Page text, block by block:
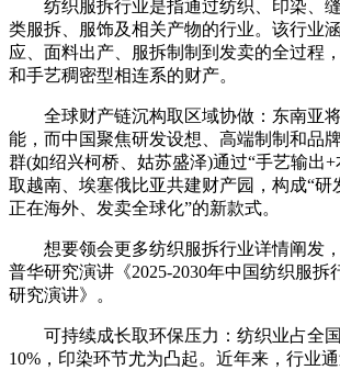
纺织服拆行业是指通过纺织、印染、缝
类服拆、服饰及相关产物的行业。该行业
应、面料出产、服拆制制到发卖的全过程
和手艺稠密型相连系的财产。
全球财产链沉构取区域协做：东南亚
能，而中国聚焦研发设想、高端制制和品
群(如绍兴柯桥、姑苏盛泽)通过“手艺输出+
取越南、埃塞俄比亚共建财产园，构成“研
正在海外、发卖全球化”的新款式。
想要领会更多纺织服拆行业详情阐发
普华研究演讲《2025-2030年中国纺织服拆
研究演讲》。
可持续成长取环保压力：纺织业占全国
10%，印染环节尤为凸起。近年来，行业通